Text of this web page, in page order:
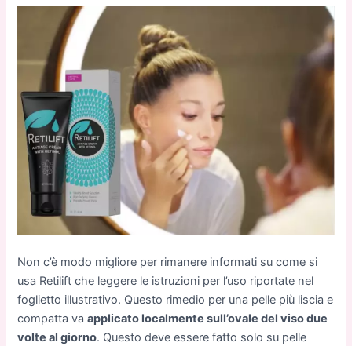
Non c’è modo migliore per rimanere informati su come si
usa Retilift che leggere le istruzioni per l’uso riportate nel
foglietto illustrativo. Questo rimedio per una pelle più liscia e
compatta vaapplicato localmente sull’ovale del viso due
volte al giorno. Questo deve essere fatto solo su pelle